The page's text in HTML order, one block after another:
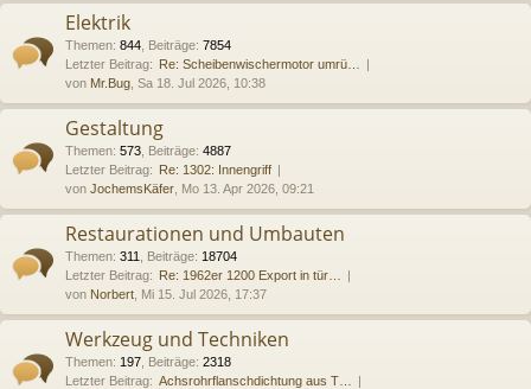
Elektrik
Themen: 844 Beiträge: 7854
Letzter Beitrag: Re: Scheibenwischermotor umrü…
von Mr.Bug , Sa 18. Jul 2026, 10:38
Gestaltung
Themen: 573 Beiträge: 4887
Letzter Beitrag: Re: 1302: Innengriff
von JochemsKäfer , Mo 13. Apr 2026, 09:21
Restaurationen und Umbauten
Themen: 311 Beiträge: 18704
Letzter Beitrag: Re: 1962er 1200 Export in tür…
von Norbert , Mi 15. Jul 2026, 17:37
Werkzeug und Techniken
Themen: 197 Beiträge: 2318
Letzter Beitrag: Achsrohrflanschdichtung aus T…